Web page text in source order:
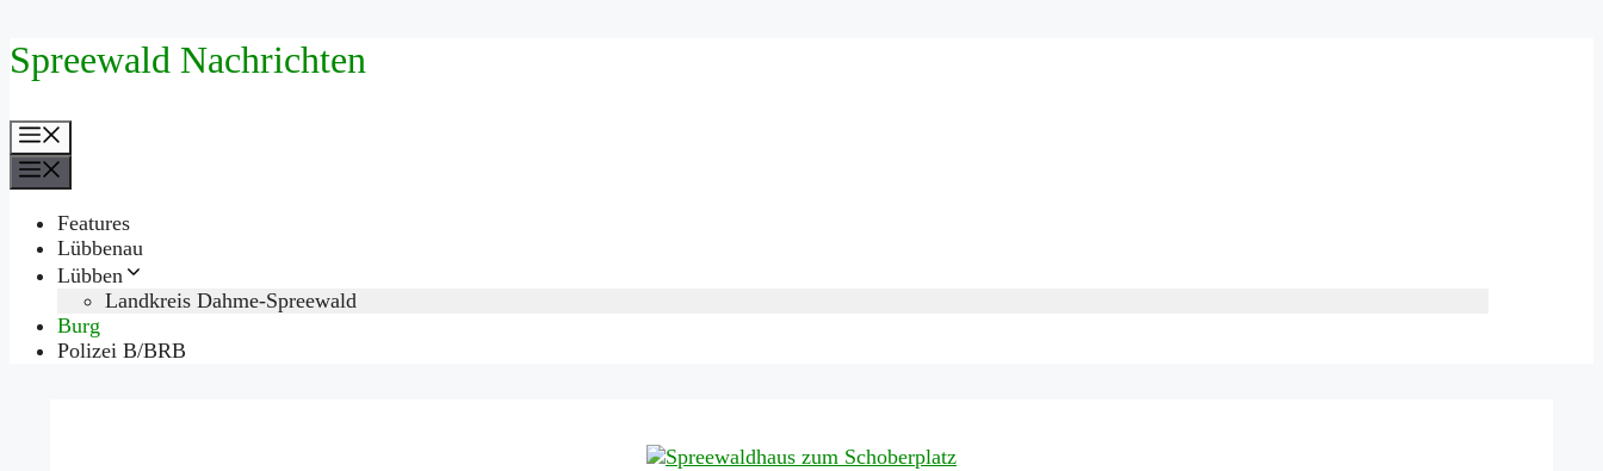
Zum
Inhalt
Spreewald Nachrichten
Features
Lübbenau
Lübben
Landkreis Dahme-Spreewald
Burg
Polizei B/BRB